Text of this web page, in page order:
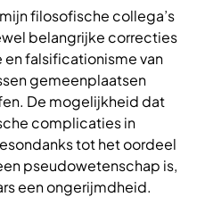
filosofische collega’s
belangrijke correcties
falsificationisme van
gemeenplaatsen
De mogelijkheid dat
complicaties in
tot het oordeel
pseudowetenschap is,
een ongerijmdheid.